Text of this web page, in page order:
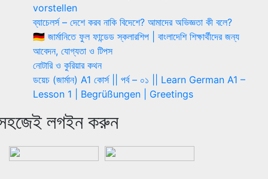
vorstellen
ব্যাচেলর্স – দেশে করব নাকি বিদেশে? আমাদের অভিজ্ঞতা কী বলে?
🇩🇪 জার্মানিতে ফুল ফান্ডেড স্কলারশিপ | বাংলাদেশি শিক্ষার্থীদের জন্য
আবেদন, যোগ্যতা ও টিপস
নোটারি ও কুরিয়ার কথন
ডয়েচ (জার্মান) A1 কোর্স || পর্ব – ০১ || Learn German A1 –
Lesson 1 | Begrüßungen | Greetings
লগইন করুন